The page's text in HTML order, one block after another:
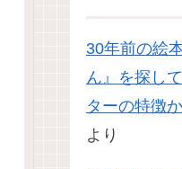
30年前の絵
ん』を探し
ターの特徴
より